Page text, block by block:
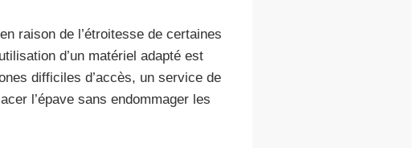
raison de l’étroitesse de certaines
d’un matériel adapté est
difficiles d’accès, un service de
l’épave sans endommager les